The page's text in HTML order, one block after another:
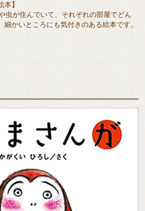
本】
虫が住んでいて、それぞれの部屋でどん
細かいところにも気付きのある絵本です。